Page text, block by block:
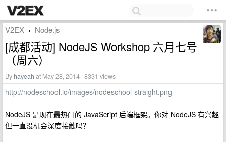
V2EX › Node.js
[成都活动] NodeJS Workshop 六月七号
（周六）
By hayeah at May 28, 2014 · 8331 views
http://nodeschool.io/images/nodeschool-straight.png
NodeJS 是现在最热门的 JavaScript 后端框架。你对 NodeJS 有兴趣
但一直没机会深度接触吗？